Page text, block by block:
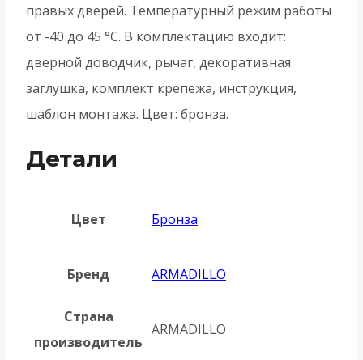
правых дверей. Температурный режим работы
от -40 до 45 °С. В комплектацию входит:
дверной доводчик, рычаг, декоративная
заглушка, комплект крепежа, инструкция,
шаблон монтажа. Цвет: бронза.
Детали
Цвет Бронза
Бренд ARMADILLO
Страна
производитель
ARMADILLO